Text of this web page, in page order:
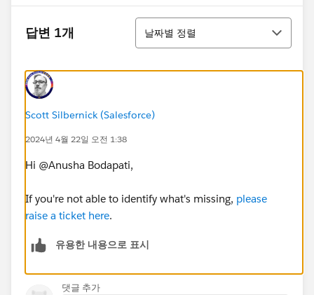
답변 1개
정렬
날짜별 정렬
Scott Silbernick (Salesforce)
2024년 4월 22일 오전 1:38
Hi @Anusha Bodapati​,
If you're not able to identify what's missing, please
raise a ticket here.
유용한 내용으로 표시
댓글 추가